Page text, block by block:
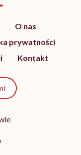
O nas
prywatności
Kontakt